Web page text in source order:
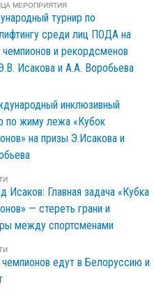
МЕРОПРИЯТИЯ
турнир по
среди лиц ПОДА на
и рекордсменов
Исакова и А.А. Воробьева
инклюзивный
по жиму лежа «Кубок
на призы Э.Исакова и
Исаков: Главная задача «Кубка
— стереть грани и
между спортсменами
чемпионов едут в Белоруссию и